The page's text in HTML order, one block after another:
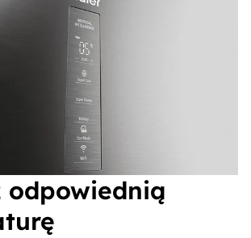
odpowiednią